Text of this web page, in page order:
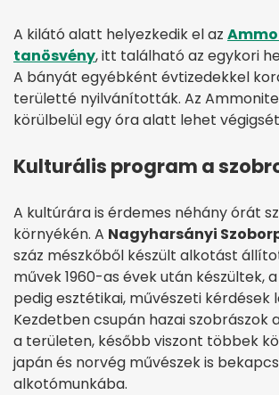
A kilátó alatt helyezkedik el az
tanösvény, itt található az egykori
A bányát egyébként évtizedekkel
területté nyilvánították. Az
körülbelül egy óra alatt lehet
Kulturális program a
A kultúrára is érdemes néhány órát
környékén. A Nagyharsányi
száz mészkőből készült alkotást
művek 1960-as évek után készültek,
pedig esztétikai, művészeti kérdések
Kezdetben csupán hazai szobrászok
a területen, később viszont többek
japán és norvég művészek is
alkotómunkába.